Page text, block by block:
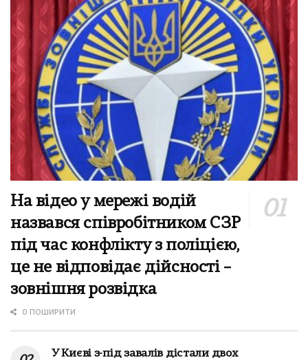
На відео у мережі водій
назвався співробітником СЗР
під час конфлікту з поліцією,
це не відповідає дійсності –
зовнішня розвідка
0 ПОШИРИТИ
У Києві з-під завалів дістали двох